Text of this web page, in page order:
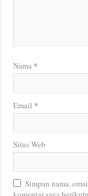
Nama *
Email *
Situs Web
Simpan nama,